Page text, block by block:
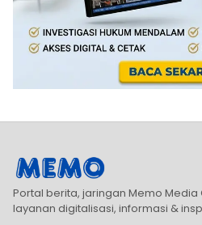
Portal berita, jaringan Memo
layanan digitalisasi, informasi &